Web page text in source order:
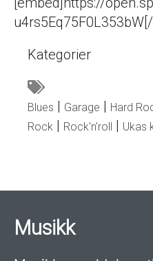
Kategorier
Blues Garage Hard
Rock
Rock'n'roll Ukas
Musikk